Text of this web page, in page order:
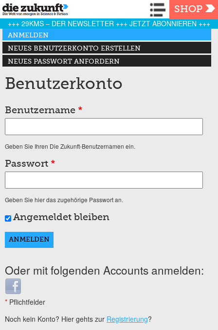
Navigation
SHOP
+++ 29KMS – DER NEWSLETTER +++ JETZT ABONNIEREN +++
Haupt-Reiter
ANMELDEN
(AKTIVER REITER)
NEUES BENUTZERKONTO ERSTELLEN
NEUES PASSWORT ANFORDERN
Benutzerkonto
Benutzername *
Geben Sie Ihren Die Zukunft-Benutzernamen ein.
Passwort *
Geben Sie hier das zugehörige Passwort an.
Angemeldet bleiben
Oder mit folgenden Accounts anmelden:
Login with Facebook
* Pflichtfelder
Noch kein Konto? Hier gehts zur Registrierung?